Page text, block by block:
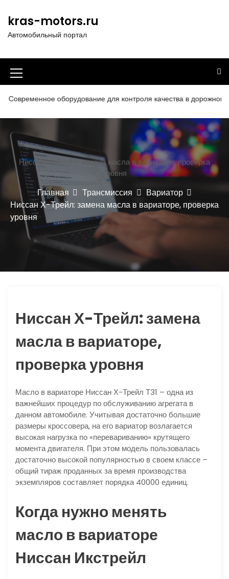
т
к
д
м
kras-motors.ru
Автомобильный портал
И
к
о
н
к
а
м
е
н
оборудование для контроля качества в дорожном
Ниссан Х-Трейл: замена масла в вариаторе, проверка
уровня
Главная Трансмиссия
Вариатор
Ниссан Х-Трейл: замена масла в вариаторе, проверка
уровня
Ниссан Х-Трейл: замена
масла в вариаторе,
проверка уровня
Масло в вариаторе Ниссан Х-Трейл Т31 – одна из
важнейших процедур по обслуживанию агрегата в
данном автомобиле. Учитывая достаточно большие
размеры кроссовера, на его вариатор возлагается
высокая нагрузка по «перевариванию» крутящего
момента двигателя. При этом модель пользовалась
достаточно высокой популярностью в своем классе –
общий тираж проданных за время производства
экземпляров составляет порядка 40000 единиц.
Когда нужно менять
масло в вариаторе
Ниссан Икстрейл